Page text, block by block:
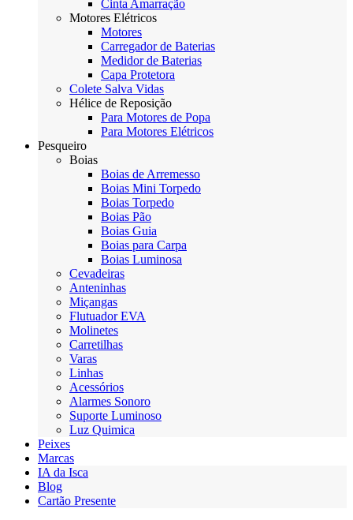
Cinta Amarração
Motores Elétricos
Motores
Carregador de Baterias
Medidor de Baterias
Capa Protetora
Colete Salva Vidas
Hélice de Reposição
Para Motores de Popa
Para Motores Elétricos
Pesqueiro
Boias
Boias de Arremesso
Boias Mini Torpedo
Boias Torpedo
Boias Pão
Boias Guia
Boias para Carpa
Boias Luminosa
Cevadeiras
Anteninhas
Miçangas
Flutuador EVA
Molinetes
Carretilhas
Varas
Linhas
Acessórios
Alarmes Sonoro
Suporte Luminoso
Luz Quimica
Peixes
Marcas
IA da Isca
Blog
Cartão Presente